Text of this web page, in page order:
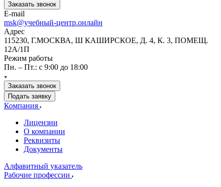
Заказать звонок
E-mail
msk@учебный-центр.онлайн
Адрес
115230, Г.МОСКВА, Ш КАШИРСКОЕ, Д. 4, К. 3, ПОМЕЩ.
12А/1П
Режим работы
Пн. – Пт.: с 9:00 до 18:00
Заказать звонок
Подать заявку
Компания
Лицензии
О компании
Реквизиты
Документы
Алфавитный указатель
Рабочие профессии